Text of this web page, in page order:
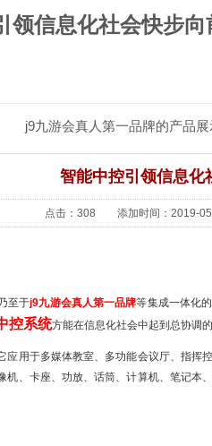
领信息化社会快步
j9九游会真人第一品牌的产品展
智能中控引领信息化
点击：308 添加时间：2019-
至于j9九游会真人第一品牌等集成一体化
控系统方能在信息化社会中起到总协调
用于多媒体教室、多功能会议厅、指
、卡座、功放、话筒、计算机、笔记